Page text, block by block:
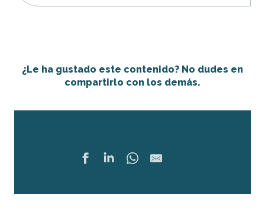
¿Le ha gustado este contenido? No dudes en
compartirlo con los demás.